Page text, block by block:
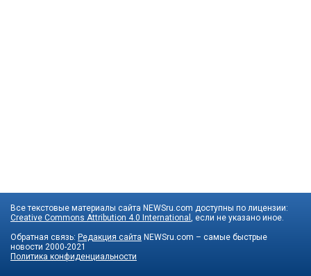
Все текстовые материалы сайта NEWSru.com доступны по лицензии:
Creative Commons Attribution 4.0 International , если не указано иное.
Обратная связь: Редакция сайта NEWSru.com – самые быстрые
новости 2000-2021
Политика конфиденциальности